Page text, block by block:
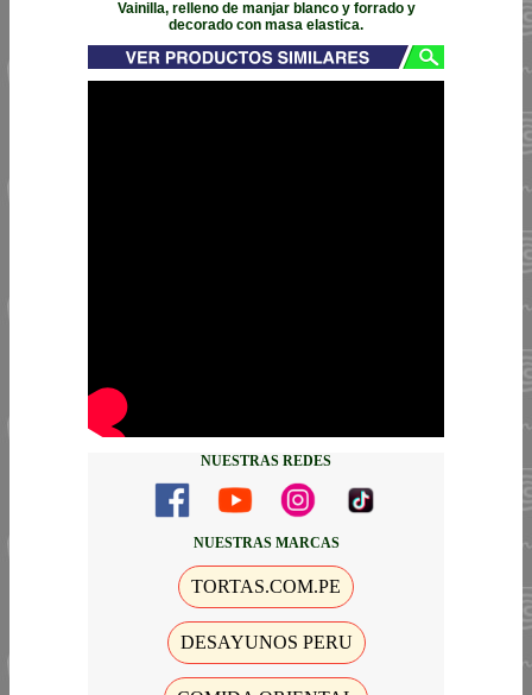
Vainilla, relleno de manjar blanco y forrado y
decorado con masa elastica.
NUESTRAS REDES
NUESTRAS MARCAS
TORTAS.COM.PE
DESAYUNOS PERU